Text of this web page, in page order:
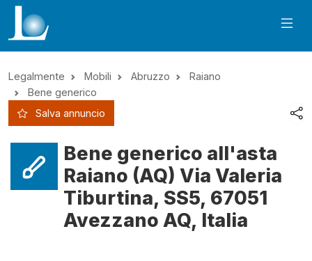
Legalmente Mobili Abruzzo
Raiano
Bene generico
Salva annuncio
Bene generico all'asta
Raiano (AQ) Via Valeria
Tiburtina, SS5, 67051
Avezzano AQ, Italia